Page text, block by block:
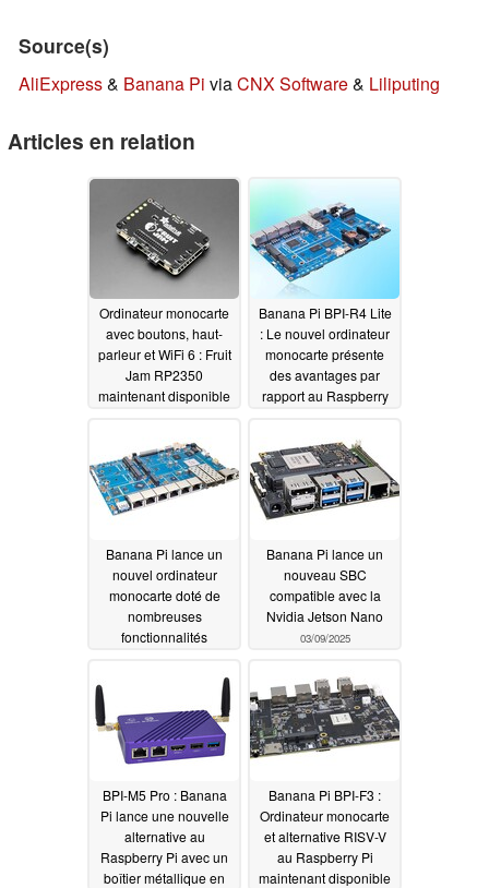
Source(s)
AliExpress& Banana Pi viaCNX Software& Liliputing
Articles en relation
Ordinateur monocarte
avec boutons, haut-
parleur et WiFi 6 : Fruit
Jam RP2350
maintenant disponible
Banana Pi BPI-R4 Lite
: Le nouvel ordinateur
monocarte présente
des avantages par
rapport au Raspberry
Banana Pi lance un
nouvel ordinateur
monocarte doté de
nombreuses
fonctionnalités
Banana Pi lance un
nouveau SBC
compatible avec la
Nvidia Jetson Nano
03/09/2025
BPI-M5 Pro : Banana
Pi lance une nouvelle
alternative au
Raspberry Pi avec un
boîtier métallique en
Banana Pi BPI-F3 :
Ordinateur monocarte
et alternative RISV-V
au Raspberry Pi
maintenant disponible